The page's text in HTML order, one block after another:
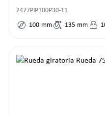
2477PJP100P30-11
100 mm 135 mm